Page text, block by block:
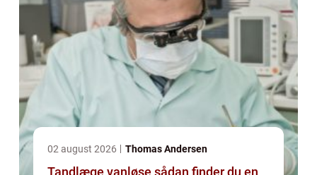
02 august 2026 Thomas Andersen
Tandlæge vanløse sådan finder du en